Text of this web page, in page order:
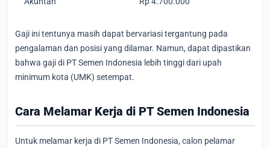
Gaji ini tentunya masih dapat bervariasi tergantung pada
pengalaman dan posisi yang dilamar. Namun, dapat dipastikan
bahwa gaji di PT Semen Indonesia lebih tinggi dari upah
minimum kota (UMK) setempat.
Cara Melamar Kerja di PT Semen Indonesia
Untuk melamar kerja di PT Semen Indonesia, calon pelamar